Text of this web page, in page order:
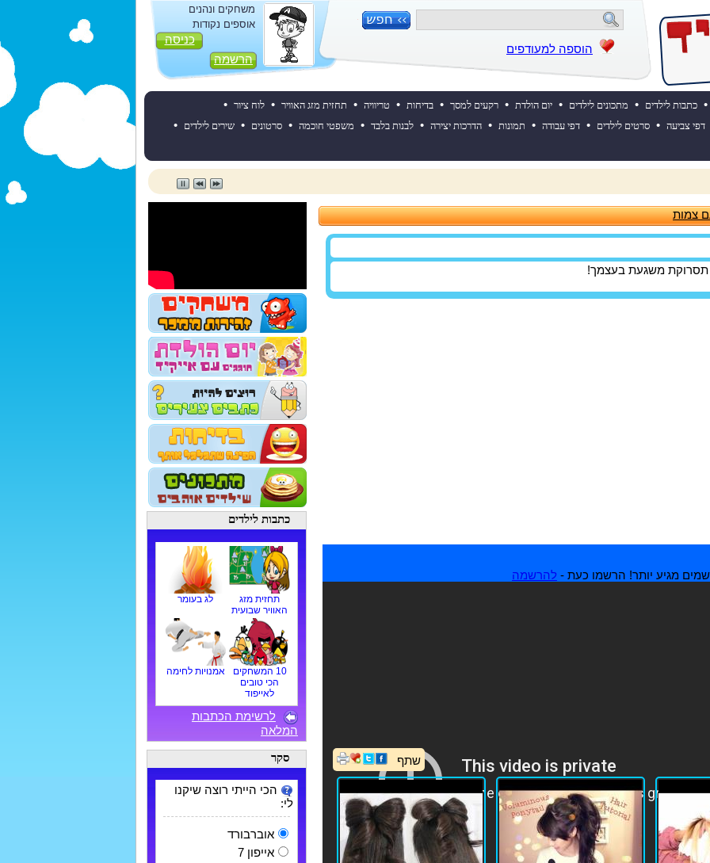
הוספה למעודפים
משחקים ונהנים
אוספים נקודות
כניסה
הרשמה
• כתבות לילדים • מתכונים לילדים • יום הולדת • רקעים למסך • בדיחות • טריוויה • תחזית מזג האוויר • לוח ציור •
דפי צביעה • סרטים לילדים • דפי עבודה • תמונות • הדרכות יצירה • לבנות בלבד • משפטי חוכמה • סרטונים • שירים לילדים •
צמות
תסרוקת משגעת בעצמך!
מגיע יותר! הרשמו כעת - להרשמה
שתף
כתבות לילדים
תחזית מזג
האוויר שבועית
לג בעומר
10 המשחקים
הכי טובים
לאייפוד
אמנויות לחימה
לרשימת הכתבות
המלאה
סקר
הכי הייתי רוצה שיקנו
לי:
אוברבורד
אייפון 7